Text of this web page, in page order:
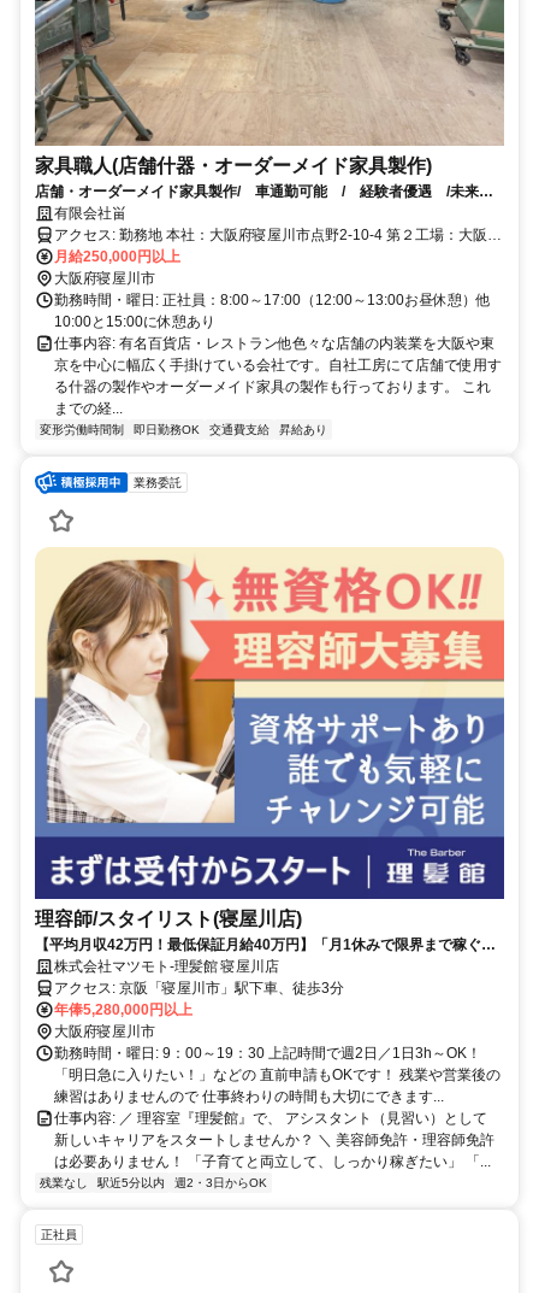
家具職人(店舗什器・オーダーメイド家具製作)
店舗・オーダーメイド家具製作/ 車通勤可能 / 経験者優遇 /未来の
リーダー職候補歓迎
有限会社畄
アクセス: 勤務地 本社：大阪府寝屋川市点野2-10-4 第２工場：大阪市
月給250,000円以上
大阪府寝屋川市
勤務時間・曜日: 正社員：8:00～17:00（12:00～13:00お昼休憩）他
10:00と15:00に休憩あり
仕事内容: 有名百貨店・レストラン他色々な店舗の内装業を大阪や東
京を中心に幅広く手掛けている会社です。自社工房にて店舗で使用す
る什器の製作やオーダーメイド家具の製作も行っております。 これ
までの経...
変形労働時間制 即日勤務OK 交通費支給 昇給あり
業務委託
理容師/スタイリスト(寝屋川店)
【平均月収42万円！最低保証月給40万円】「月1休みで限界まで稼ぐ」
も「長期休暇」も自由自在♪ 希望通りの働き方が叶います！
株式会社マツモト-理髪館 寝屋川店
アクセス: 京阪「寝屋川市」駅下車、徒歩3分
年俸5,280,000円以上
大阪府寝屋川市
勤務時間・曜日: 9：00～19：30 上記時間で週2日／1日3h～OK！
「明日急に入りたい！」などの 直前申請もOKです！ 残業や営業後の
練習はありませんので 仕事終わりの時間も大切にできます...
仕事内容: ／ 理容室『理髪館』で、 アシスタント（見習い）として
新しいキャリアをスタートしませんか？ ＼ 美容師免許・理容師免許
は必要ありません！ 「子育てと両立して、しっかり稼ぎたい」 「...
残業なし 駅近5分以内 週2・3日からOK
正社員